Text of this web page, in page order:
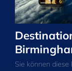
Sie können